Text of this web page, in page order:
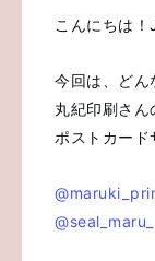
こんにちは！
今回は、どん
丸紀印刷さん
ポストカード
@seal_maru_